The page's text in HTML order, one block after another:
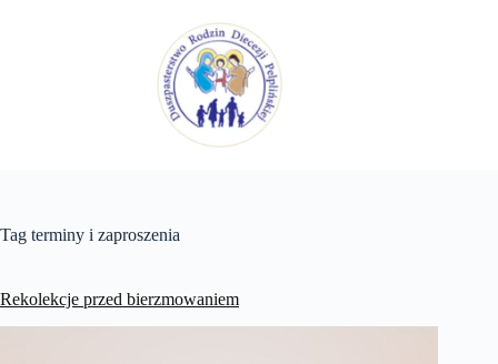
Tag terminy i zaproszenia
Rekolekcje przed bierzmowaniem